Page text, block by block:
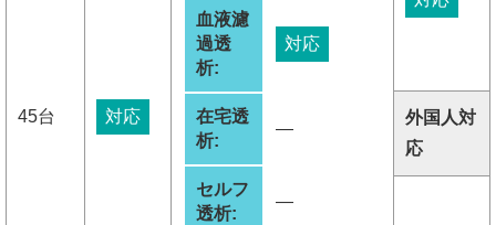
45台 対応
血液濾
過透
析:
対応
在宅透
析:
―
セルフ
透析:
―
外国人対
応